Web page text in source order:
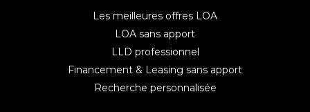
Les meilleures offres LOA
LOA sans apport
LLD professionnel
Financement & Leasing sans apport
Recherche personnalisée